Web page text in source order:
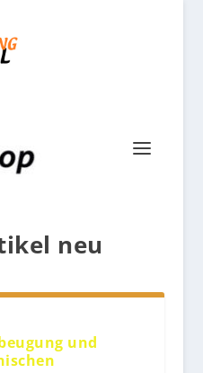
neu
und